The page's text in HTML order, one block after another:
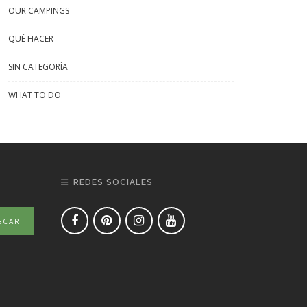
OUR CAMPINGS
QUÉ HACER
SIN CATEGORÍA
WHAT TO DO
REDES SOCIALES